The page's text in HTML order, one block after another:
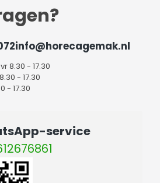
info@horecagemak.nl
8.30 - 17.30
- 17.30
- 17.30
service